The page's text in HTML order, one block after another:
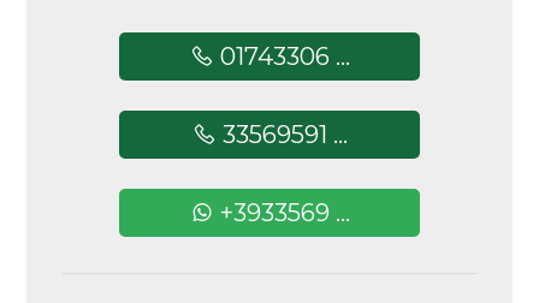
01743306 ...
33569591 ...
+3933569 ...